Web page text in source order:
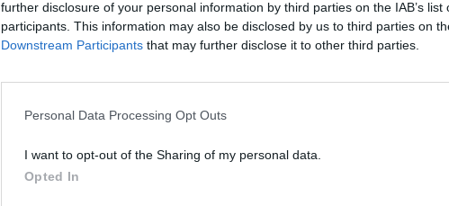
further disclosure of your personal information by third parties on the IAB’s list
participants. This information may also be disclosed by us to third parties on
Downstream Participants that may further disclose it to other third parties.
Personal Data Processing Opt Outs
I want to opt-out of the Sharing of my personal data.
Opted In